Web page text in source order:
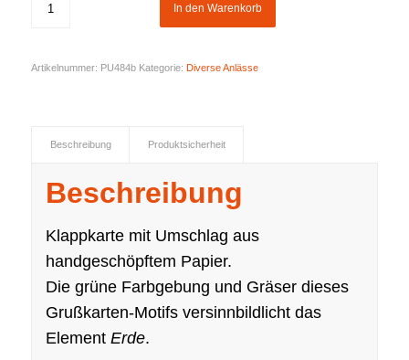
In den Warenkorb
Artikelnummer: PU484b Kategorie: Diverse Anlässe
Beschreibung Produktsicherheit
Beschreibung
Klappkarte mit Umschlag aus
handgeschöpftem Papier.
Die grüne Farbgebung und Gräser dieses
Grußkarten-Motifs versinnbildlicht das
Element Erde.